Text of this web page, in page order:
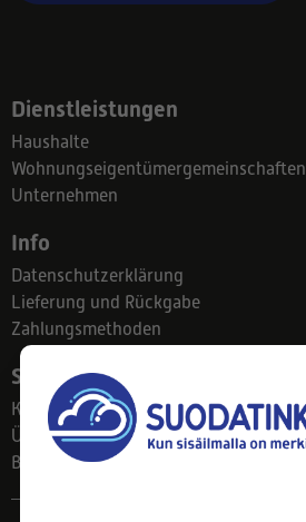
Dienstleistungen
Haushalte
Wohnungseigentümergemeinschaften
Unternehmen
Info
Datenschutzerklärung
Lieferung und Rückgabe
Zahlungsmethoden
Suodatinkeskus
Kontakt
Über uns
Blog